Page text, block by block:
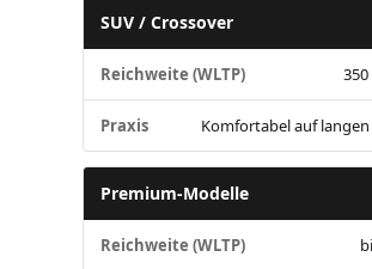
SUV / Crossover
Reichweite (WLTP)
Praxis Komfortabel auf langen
Premium-Modelle
Reichweite (WLTP)